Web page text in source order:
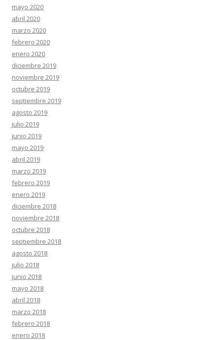
mayo 2020
abril 2020
marzo 2020
febrero 2020
enero 2020
diciembre 2019
noviembre 2019
octubre 2019
septiembre 2019
agosto 2019
julio 2019
junio 2019
mayo 2019
abril 2019
marzo 2019
febrero 2019
enero 2019
diciembre 2018
noviembre 2018
octubre 2018
septiembre 2018
agosto 2018
julio 2018
junio 2018
mayo 2018
abril 2018
marzo 2018
febrero 2018
enero 2018